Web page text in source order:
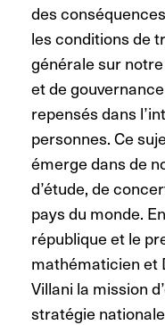
des
les conditions de
générale sur
et de
repensés dans
personnes. Ce
émerge dans de
d’étude, de
pays du monde.
république et le
mathématicien et
Villani la mission
stratégie